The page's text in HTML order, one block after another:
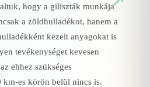
hogy a giliszták munkája
a zöldhulladékot, hanem a
kezelt anyagokat is
tevékenységet kevesen
ehhez szükséges
körön belül nincs is.